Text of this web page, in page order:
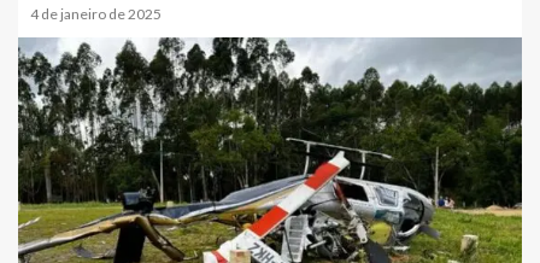
4 de janeiro de 2025